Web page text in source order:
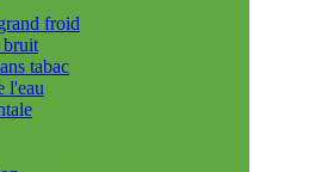
froid
bruit
tabac
l'eau